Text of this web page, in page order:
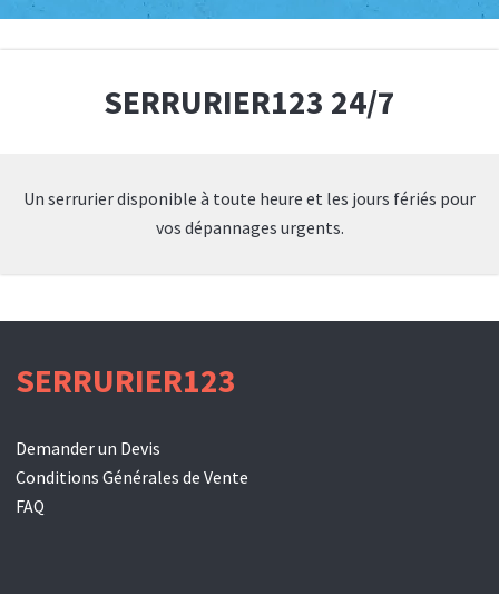
SERRURIER123 24/7
Un serrurier disponible à toute heure et les jours fériés pour
vos dépannages urgents.
SERRURIER123
Demander un Devis
Conditions Générales de Vente
FAQ